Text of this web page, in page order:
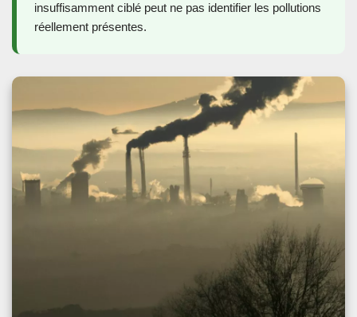
insuffisamment ciblé peut ne pas identifier les pollutions
réellement présentes.